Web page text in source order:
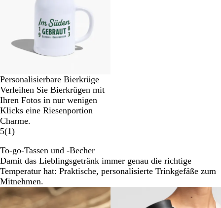
Personalisierbare Bierkrüge
Verleihen Sie Bierkrügen mit
Ihren Fotos in nur wenigen
Klicks eine Riesenportion
Charme.
5(1)
To-go-Tassen und -Becher
Damit das Lieblingsgetränk immer genau die richtige
Temperatur hat: Praktische, personalisierte Trinkgefäße zum
Mitnehmen.